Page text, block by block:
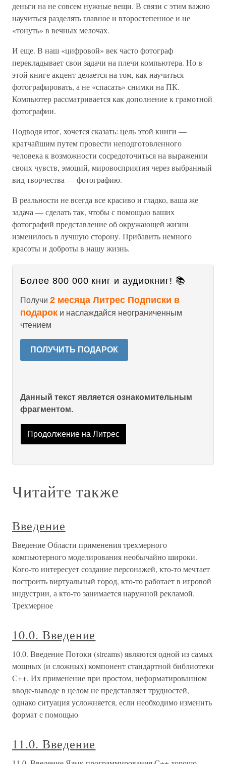
деньги на не совсем нужные вещи. В связи с этим важно
научиться разделять главное и второстепенное и не
«тонуть» в вечных мелочах.
И еще. В наш «цифровой» век часто фотограф
перекладывает свои задачи на плечи компьютера. Но в
этой книге акцент делается на том, как научиться
фотографировать, а не «спасать» снимки на ПК.
Компьютер рассматривается как дополнение к грамотной
фотографии.
Подводя итог, хочется сказать: цель этой книги —
кратчайшим путем провести неподготовленного
человека к возможности сосредоточиться на выражении
своих чувств, эмоций, мировосприятия через выбранный
вид творчества — фотографию.
В реальности не всегда все красиво и гладко, ваша же
задача — сделать так, чтобы с помощью ваших
фотографий представление об окружающей жизни
изменилось в лучшую сторону. Прибавить немного
красоты и доброты в нашу жизнь.
Более 800 000 книг и аудиокниг! 📚
Получи 2 месяца Литрес Подписки в
подарок и наслаждайся неограниченным
чтением
ПОЛУЧИТЬ ПОДАРОК
Данный текст является ознакомительным
фрагментом.
Продолжение на Литрес
Читайте также
Введение
Введение Области применения трехмерного
компьютерного моделирования необычайно широки.
Кого-то интересует создание персонажей, кто-то мечтает
построить виртуальный город, кто-то работает в игровой
индустрии, а кто-то занимается наружной рекламой.
Трехмерное
10.0. Введение
10.0. Введение Потоки (streams) являются одной из самых
мощных (и сложных) компонент стандартной библиотеки
С++. Их применение при простом, неформатированном
вводе-выводе в целом не представляет трудностей,
однако ситуация усложняется, если необходимо изменить
формат с помощью
11.0. Введение